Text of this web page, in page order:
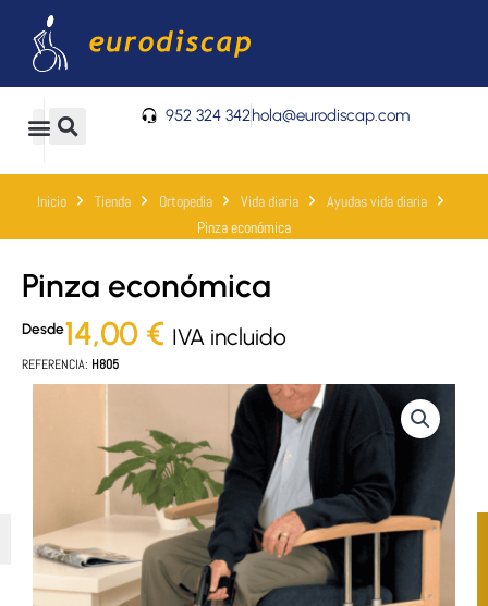
contenido
0
Carrito 952 324 342hola@eurodiscap.com
Inicio Tienda Ortopedia Vida diaria
Ayudas vida diaria
Pinza económica
Pinza económica
Desde14,00 € IVA incluido
REFERENCIA: H805